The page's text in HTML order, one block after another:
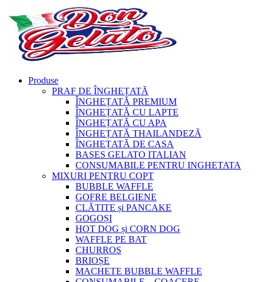
Produse
PRAF DE ÎNGHEȚATĂ
ÎNGHEȚATĂ PREMIUM
ÎNGHEȚATĂ CU LAPTE
ÎNGHEȚATĂ CU APA
ÎNGHEȚATĂ THAILANDEZĂ
ÎNGHEȚATĂ DE CASA
BASES GELATO ITALIAN
CONSUMABILE PENTRU INGHETATA
MIXURI PENTRU COPT
BUBBLE WAFFLE
GOFRE BELGIENE
CLĂTITE și PANCAKE
GOGOȘI
HOT DOG și CORN DOG
WAFFLE PE BAT
CHURROS
BRIOȘE
MACHETE BUBBLE WAFFLE